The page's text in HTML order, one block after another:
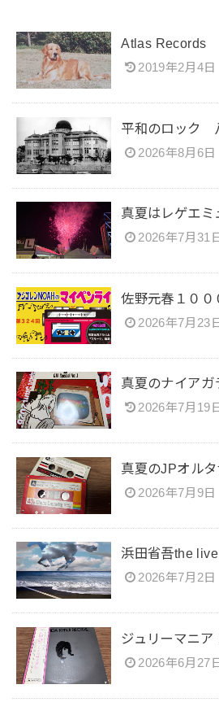
Atlas Records
2019年2月4日
平和のロック
2026年8月6日
真夏はレゲエミ
2026年7月31日
佐野元春１００
2026年7月23日
真夏のナイアガ
2026年7月19日
真夏のJPオル
2026年7月9日
浜田省吾the live
2026年7月2日
ジュリーマニア
2026年6月27